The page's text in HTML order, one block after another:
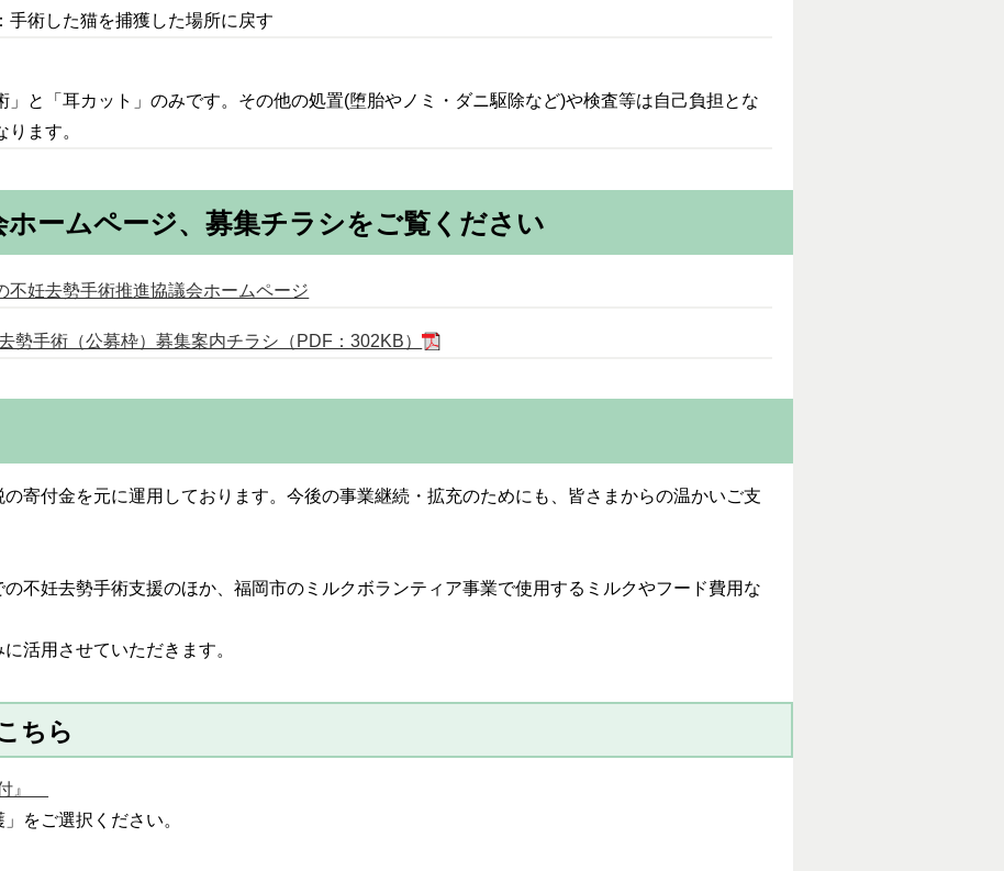
術した猫を捕獲した場所に戻す
」と「耳カット」のみです。その他の処置(堕胎やノミ・ダニ駆除など)や検査等は自己負担とな
ます。
ホームページ、募集チラシをご覧ください
不妊去勢手術推進協議会ホームページ
勢手術（公募枠）募集案内チラシ（PDF：302KB）
寄付金を元に運用しております。今後の事業継続・拡充のためにも、皆さまからの温かいご支
不妊去勢手術支援のほか、福岡市のミルクボランティア事業で使用するミルクやフード費用な
活用させていただきます。
ちら
』
をご選択ください。